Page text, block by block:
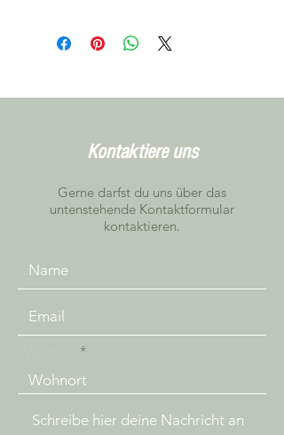
Vereinbarung, unverbindlich in
Niederbipp getestet werden
Kontaktiere uns
Gerne darfst du uns über das
untenstehende Kontaktformular
kontaktieren.